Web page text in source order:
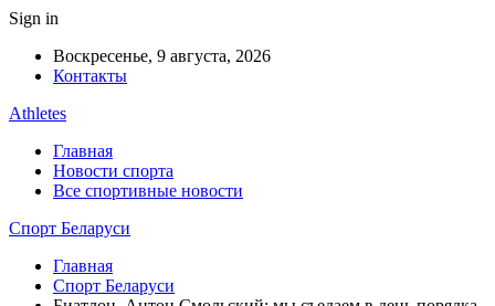
Sign in
Воскресенье, 9 августа, 2026
Контакты
Athletes
Главная
Новости спорта
Все спортивные новости
Спорт Беларуси
Главная
Спорт Беларуси